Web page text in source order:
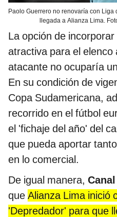
Paolo Guerrero no renovaría con
llegada a Alianza Lima.
La opción de incorporar
atractiva para el elenco
atacante no ocuparía
En su condición de
Copa Sudamericana,
recorrido en el fútbol
el 'fichaje del año' del
que pueda aportar
en lo comercial.
De igual manera, Canal
que Alianza Lima inició
'Depredador' para que